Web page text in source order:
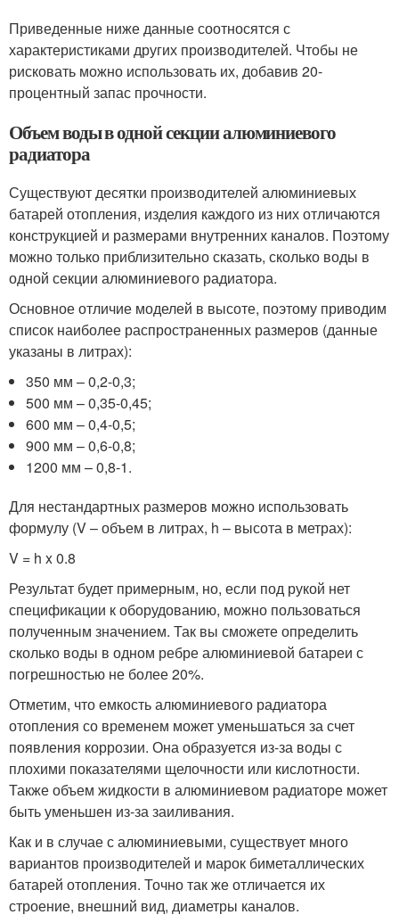
Приведенные ниже данные соотносятся с
характеристиками других производителей. Чтобы не
рисковать можно использовать их, добавив 20-
процентный запас прочности.
Объем воды в одной секции алюминиевого
радиатора
Существуют десятки производителей алюминиевых
батарей отопления, изделия каждого из них отличаются
конструкцией и размерами внутренних каналов. Поэтому
можно только приблизительно сказать, сколько воды в
одной секции алюминиевого радиатора.
Основное отличие моделей в высоте, поэтому приводим
список наиболее распространенных размеров (данные
указаны в литрах):
350 мм – 0,2-0,3;
500 мм – 0,35-0,45;
600 мм – 0,4-0,5;
900 мм – 0,6-0,8;
1200 мм – 0,8-1.
Для нестандартных размеров можно использовать
формулу (V – объем в литрах, h – высота в метрах):
V = h x 0.8
Результат будет примерным, но, если под рукой нет
спецификации к оборудованию, можно пользоваться
полученным значением. Так вы сможете определить
сколько воды в одном ребре алюминиевой батареи с
погрешностью не более 20%.
Отметим, что емкость алюминиевого радиатора
отопления со временем может уменьшаться за счет
появления коррозии. Она образуется из-за воды с
плохими показателями щелочности или кислотности.
Также объем жидкости в алюминиевом радиаторе может
быть уменьшен из-за заиливания.
Как и в случае с алюминиевыми, существует много
вариантов производителей и марок биметаллических
батарей отопления. Точно так же отличается их
строение, внешний вид, диаметры каналов.